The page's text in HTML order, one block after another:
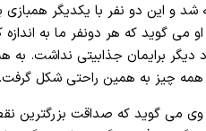
و این دو نفر با یکدیگر همبازی
می گوید که هر دونفر ما به
برایمان جذابیتی نداشت.
و همه چیز به همین راحتی شکل گرفت.
می گوید که صداقت بزرگترین